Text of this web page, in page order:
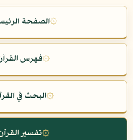
۞الصفحة
۞فهرس
۞البحث في
۞تفسير